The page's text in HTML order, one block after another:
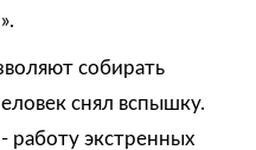
собирать
снял вспышку.
работу экстренных